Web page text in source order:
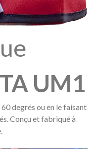
UM1
degrés ou en le faisant
Conçu et fabriqué à